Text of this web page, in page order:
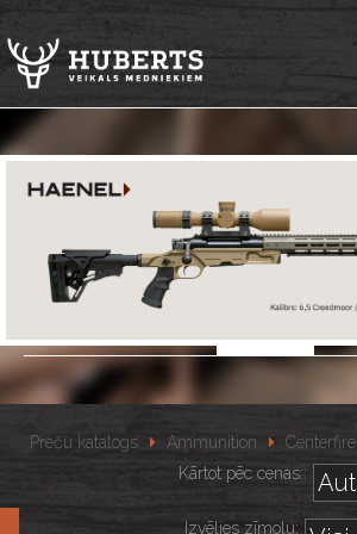
Preču katalogs Ammunition Centerfire
Kārtot pēc cenas::
Izvēlies zīmolu: